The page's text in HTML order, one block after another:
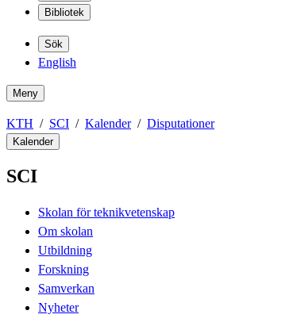
Bibliotek
Sök
English
Meny
KTH SCI Kalender Disputationer
Kalender
SCI
Skolan för teknikvetenskap
Om skolan
Utbildning
Forskning
Samverkan
Nyheter